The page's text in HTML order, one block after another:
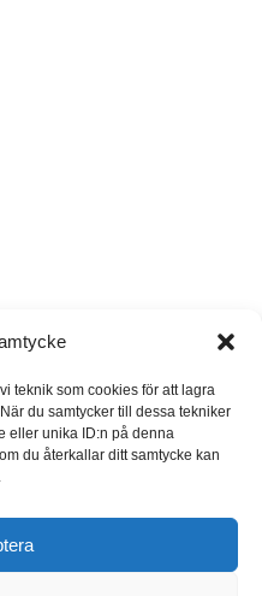
teknik som cookies för att lagra
du samtycker till dessa tekniker
eller unika ID:n på denna
du återkallar ditt samtycke kan
070-109 29 02